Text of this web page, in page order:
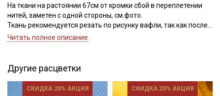
На ткани на растоянии 67см от кромки сбой в переплетении
нитей, заметен с одной стороны, см.фото.
Ткань рекомендуется резать по рисунку вафли, так как после
стирки долевая с поперечной встанут на положенное место и
Вафельное премиум-полотно "Italy"- это хлопчатобумажная
вафельная ткань с фактурной, структурой в виде ячеек с
углублениями и небольшими бортиками, имеет объемный
клеточный рисунок, который напоминает кондитерские вафли.
Читать полное описание
Другие расцветки
СКИДКА 20% АКЦИЯ СКИДКА 20% АКЦИЯ